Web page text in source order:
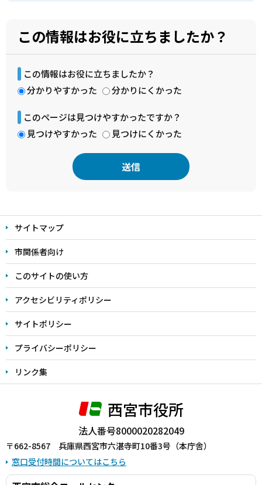
この情報はお役に立ちましたか？
この情報はお役に立ちましたか？
分かりやすかった
分かりにくかった
このページは見つけやすかったですか？
見つけやすかった
見つけにくかった
文
こ
こ
ま
で
サイトマップ
市関係者向け
このサイトの使い方
アクセシビリティポリシー
サイトポリシー
プライバシーポリシー
リンク集
西宮市役所
法人番号8000020282049
〒662-8567 兵庫県西宮市六湛寺町10番3号（本庁舎）
窓口受付時間についてはこちら